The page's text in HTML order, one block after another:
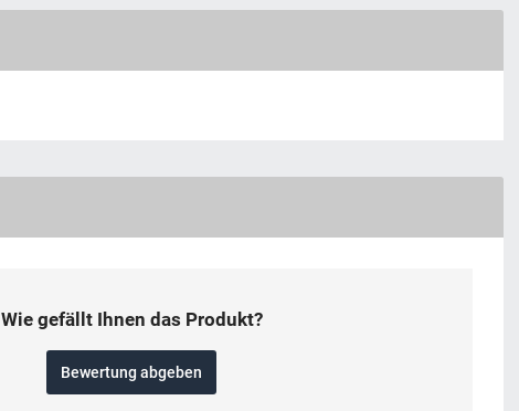
Wie gefällt Ihnen das Produkt?
Bewertung abgeben